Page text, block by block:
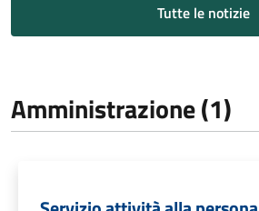
Tutte le notizie
Amministrazione (1)